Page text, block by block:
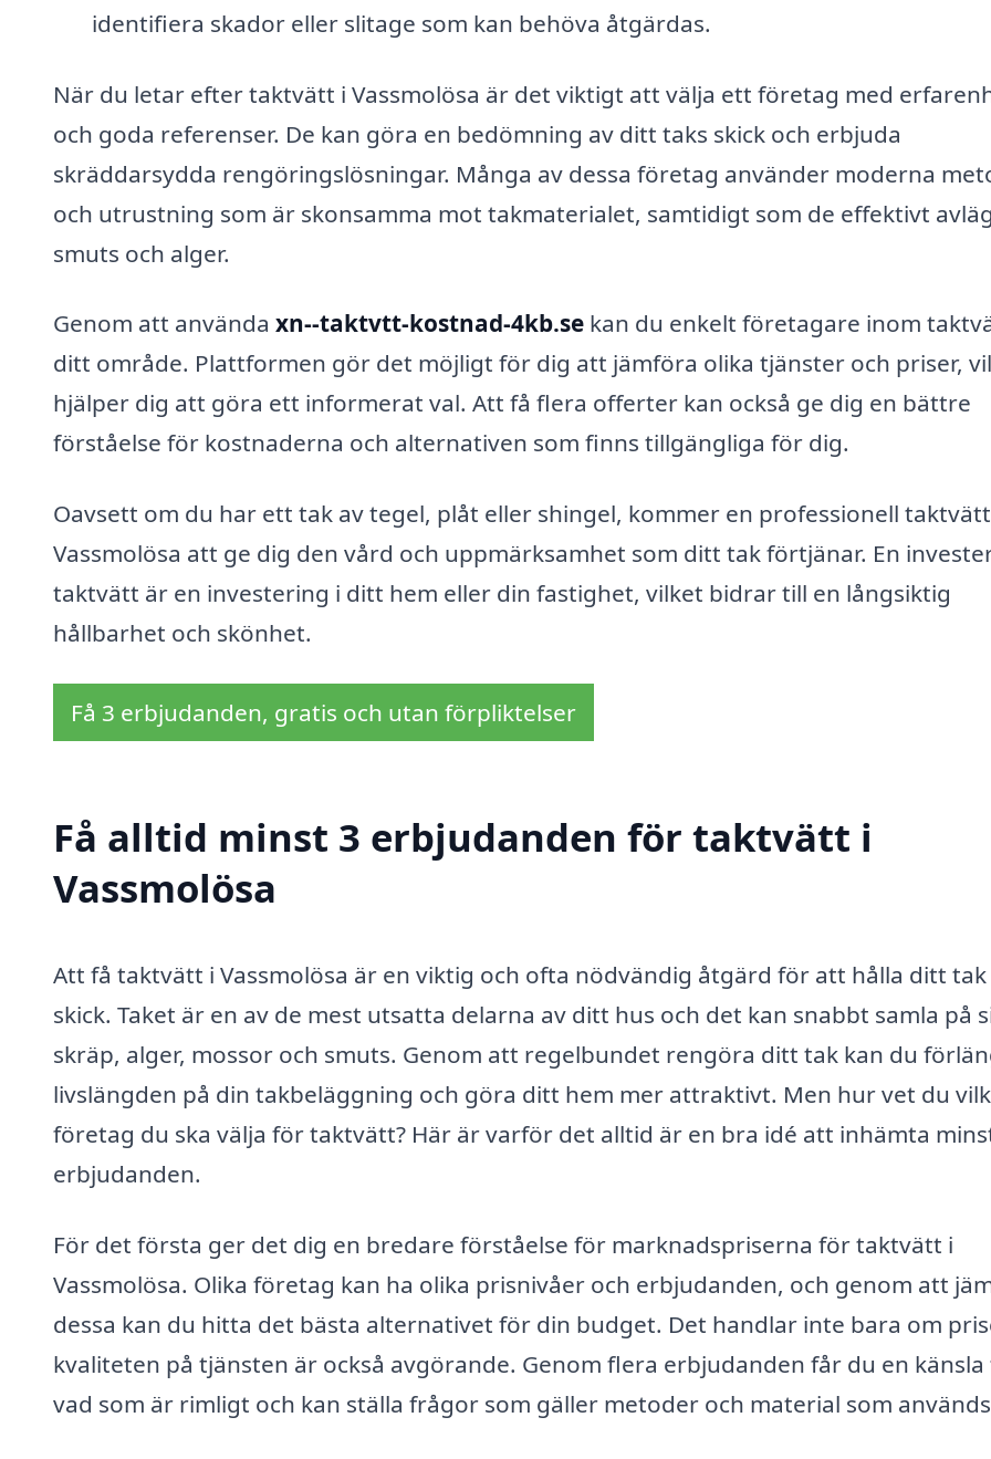
identifiera skador eller slitage som kan behöva åtgärdas.
När du letar efter taktvätt i Vassmolösa är det viktigt att välja ett företag med
och goda referenser. De kan göra en bedömning av ditt taks skick och erbjuda
skräddarsydda rengöringslösningar. Många av dessa företag använder moderna
och utrustning som är skonsamma mot takmaterialet, samtidigt som de effektivt
smuts och alger.
Genom att använda xn--taktvtt-kostnad-4kb.se kan du enkelt företagare inom
ditt område. Plattformen gör det möjligt för dig att jämföra olika tjänster och priser,
hjälper dig att göra ett informerat val. Att få flera offerter kan också ge dig en bättre
förståelse för kostnaderna och alternativen som finns tillgängliga för dig.
Oavsett om du har ett tak av tegel, plåt eller shingel, kommer en professionell
Vassmolösa att ge dig den vård och uppmärksamhet som ditt tak förtjänar. En
taktvätt är en investering i ditt hem eller din fastighet, vilket bidrar till en långsiktig
hållbarhet och skönhet.
Få 3 erbjudanden, gratis och utan förpliktelser
Få alltid minst 3 erbjudanden för taktvätt i
Vassmolösa
Att få taktvätt i Vassmolösa är en viktig och ofta nödvändig åtgärd för att hålla ditt
skick. Taket är en av de mest utsatta delarna av ditt hus och det kan snabbt samla på
skräp, alger, mossor och smuts. Genom att regelbundet rengöra ditt tak kan du
livslängden på din takbeläggning och göra ditt hem mer attraktivt. Men hur vet du
företag du ska välja för taktvätt? Här är varför det alltid är en bra idé att inhämta
erbjudanden.
För det första ger det dig en bredare förståelse för marknadspriserna för taktvätt i
Vassmolösa. Olika företag kan ha olika prisnivåer och erbjudanden, och genom att
dessa kan du hitta det bästa alternativet för din budget. Det handlar inte bara om
kvaliteten på tjänsten är också avgörande. Genom flera erbjudanden får du en
vad som är rimligt och kan ställa frågor som gäller metoder och material som